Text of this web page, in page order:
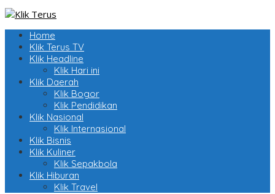
Home
Klik Terus TV
Klik Headline
Klik Hari ini
Klik Daerah
Klik Bogor
Klik Pendidikan
Klik Nasional
Klik Internasional
Klik Bisnis
Klik Kuliner
Klik Sepakbola
Klik Hiburan
Klik Travel